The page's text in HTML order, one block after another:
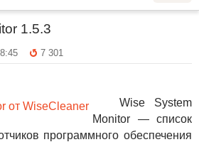
1.5.3
7 301
Wise System
Monitor — список
программного обеспечения